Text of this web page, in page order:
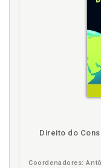
Direito do
Coordenadores: